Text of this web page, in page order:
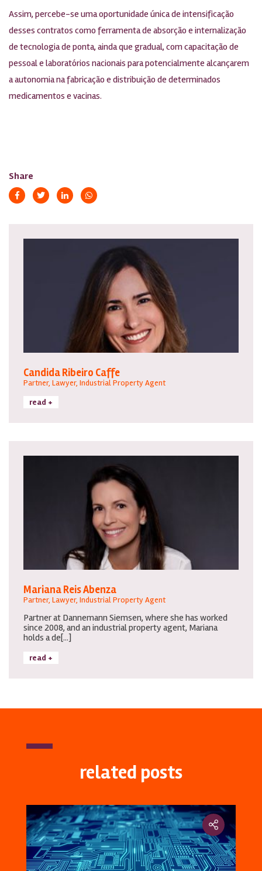
Assim, percebe-se uma oportunidade única de intensificação
desses contratos como ferramenta de absorção e internalização
de tecnologia de ponta, ainda que gradual, com capacitação de
pessoal e laboratórios nacionais para potencialmente alcançarem
a autonomia na fabricação e distribuição de determinados
medicamentos e vacinas.
Share
Candida Ribeiro Caffe
Partner, Lawyer, Industrial Property Agent
read +
Mariana Reis Abenza
Partner, Lawyer, Industrial Property Agent
Partner at Dannemann Siemsen, where she has worked
since 2008, and an industrial property agent, Mariana
holds a de[...]
read +
related posts